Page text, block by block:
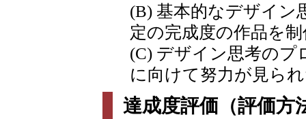
(B) 基本的なデザイン
定の完成度の作品を
(C) デザイン思考のプ
に向けて努力が見ら
達成度評価（評価方